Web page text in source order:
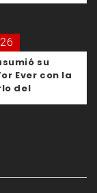
su
Ever con la
del